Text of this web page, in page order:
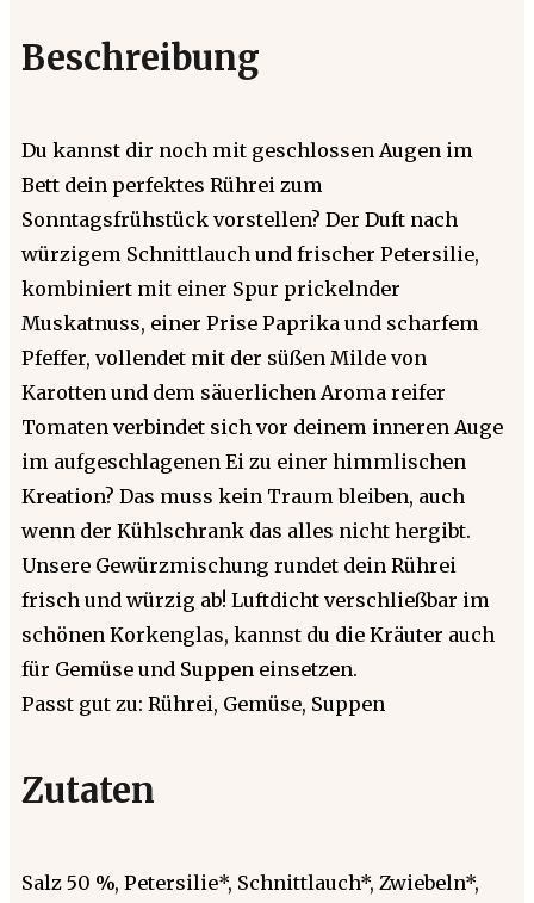
Beschreibung
Du kannst dir noch mit geschlossen Augen im
Bett dein perfektes Rührei zum
Sonntagsfrühstück vorstellen? Der Duft nach
würzigem Schnittlauch und frischer Petersilie,
kombiniert mit einer Spur prickelnder
Muskatnuss, einer Prise Paprika und scharfem
Pfeffer, vollendet mit der süßen Milde von
Karotten und dem säuerlichen Aroma reifer
Tomaten verbindet sich vor deinem inneren Auge
im aufgeschlagenen Ei zu einer himmlischen
Kreation? Das muss kein Traum bleiben, auch
wenn der Kühlschrank das alles nicht hergibt.
Unsere Gewürzmischung rundet dein Rührei
frisch und würzig ab! Luftdicht verschließbar im
schönen Korkenglas, kannst du die Kräuter auch
für Gemüse und Suppen einsetzen.
Passt gut zu: Rührei, Gemüse, Suppen
Zutaten
Salz 50 %, Petersilie*, Schnittlauch*, Zwiebeln*,